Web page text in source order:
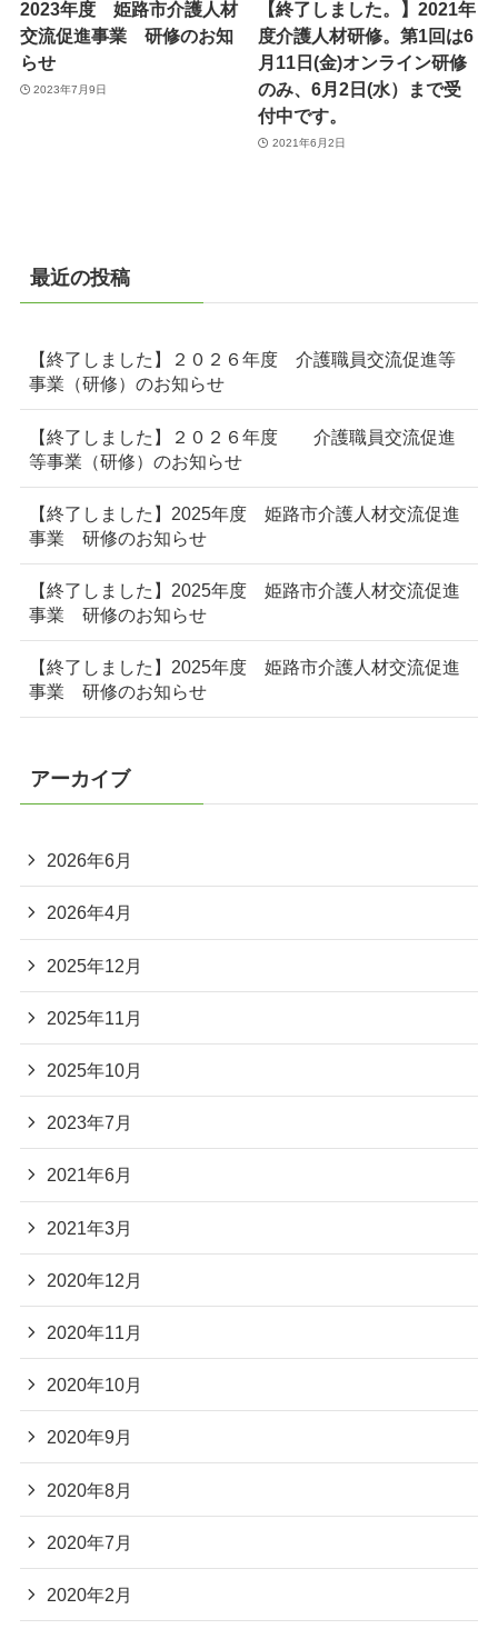
2023年度 姫路市介護人材
交流促進事業 研修のお知
らせ
2023年7月9日
【終了しました。】2021年
度介護人材研修。第1回は6
月11日(金)オンライン研修
のみ、6月2日(水）まで受
付中です。
2021年6月2日
最近の投稿
【終了しました】２０２６年度 介護職員交流促進等
事業（研修）のお知らせ
【終了しました】２０２６年度 介護職員交流促進
等事業（研修）のお知らせ
【終了しました】2025年度 姫路市介護人材交流促進
事業 研修のお知らせ
【終了しました】2025年度 姫路市介護人材交流促進
事業 研修のお知らせ
【終了しました】2025年度 姫路市介護人材交流促進
事業 研修のお知らせ
アーカイブ
2026年6月
2026年4月
2025年12月
2025年11月
2025年10月
2023年7月
2021年6月
2021年3月
2020年12月
2020年11月
2020年10月
2020年9月
2020年8月
2020年7月
2020年2月